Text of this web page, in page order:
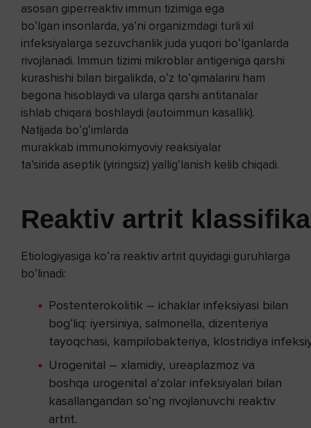
asosan giperreaktiv immun tizimiga ega
boʻlgan insonlarda, yaʼni organizmdagi turli xil
infeksiyalarga sezuvchanlik juda yuqori boʻlganlarda
rivojlanadi. Immun tizimi mikroblar antigeniga qarshi
kurashishi bilan birgalikda, oʻz toʻqimalarini ham
begona hisoblaydi va ularga qarshi antitanalar
ishlab chiqara boshlaydi (autoimmun kasallik).
Natijada boʻgʻimlarda
murakkab immunokimyoviy reaksiyalar
taʼsirida aseptik (yiringsiz) yalligʻlanish kelib chiqadi.
Reaktiv artrit
Etiologiyasiga koʻra reaktiv artrit quyidagi guruhlarga
boʻlinadi:
Postenterokolitik – ichaklar infeksiyasi bilan
bogʻliq: iyersiniya, salmonella, dizenteriya
tayoqchasi, kampilobakteriya, klostridiya
Urogenital – xlamidiy, ureaplazmoz va
boshqa urogenital aʼzolar infeksiyalari bilan
kasallangandan soʻng rivojlanuvchi reaktiv
artrit.